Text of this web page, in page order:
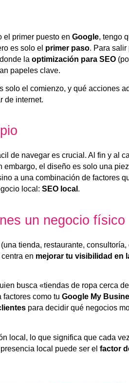
el primer puesto en Google, tengo
es solo el primer paso. Para salir
la optimización para SEO
papeles clave.
solo el comienzo, y qué acciones
de internet.
de navegar es crucial. Al fin y al
el diseño es solo una
a una combinación de factores
local: SEO local .
un negocio físico
tienda, restaurante, consultoría,
en mejorar tu visibilidad en
busca «tiendas de ropa cerca
como tu Google My
para decidir qué negocios
local, lo que significa que cada
local puede ser el factor